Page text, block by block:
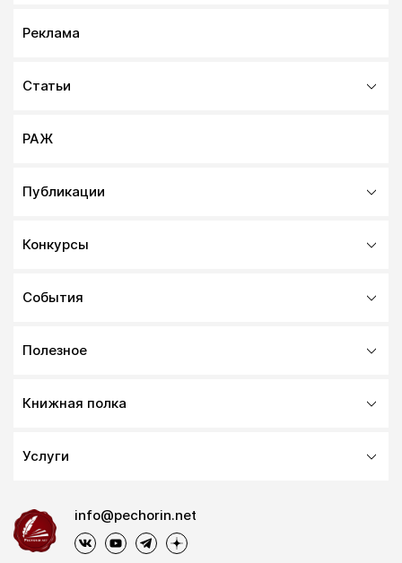
Реклама
Статьи
РАЖ
Публикации
Конкурсы
События
Полезное
Книжная полка
Услуги
info@pechorin.net